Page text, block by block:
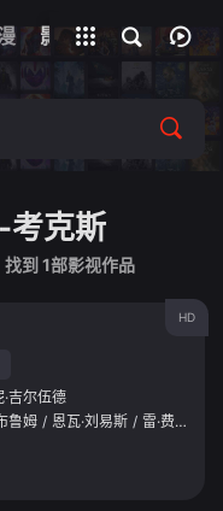
影视
考克斯
到 1部影视作品
HD
·吉尔伍德
鲁姆 / 恩瓦·刘易斯 / 雷·费隆